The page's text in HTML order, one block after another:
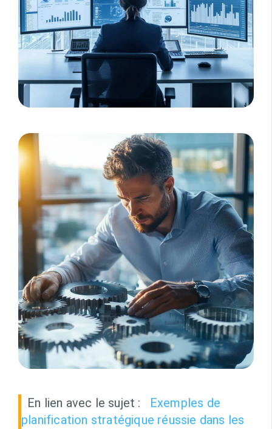
En lien avec le sujet :
Exemples de
planification stratégique réussie dans les